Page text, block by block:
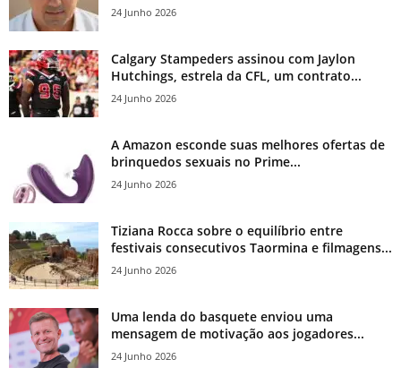
24 Junho 2026
Calgary Stampeders assinou com Jaylon
Hutchings, estrela da CFL, um contrato...
24 Junho 2026
A Amazon esconde suas melhores ofertas de
brinquedos sexuais no Prime...
24 Junho 2026
Tiziana Rocca sobre o equilíbrio entre
festivais consecutivos Taormina e filmagens...
24 Junho 2026
Uma lenda do basquete enviou uma
mensagem de motivação aos jogadores...
24 Junho 2026